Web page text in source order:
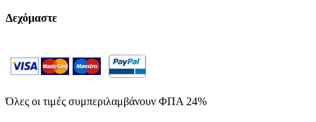
Δεχόμαστε
Όλες οι τιμές συμπεριλαμβάνουν ΦΠΑ 24%